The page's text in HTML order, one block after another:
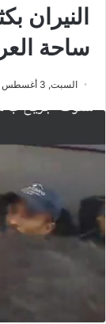
النيران
ساحة
السبت, 3 أغسطس 2024 - 6:42 م